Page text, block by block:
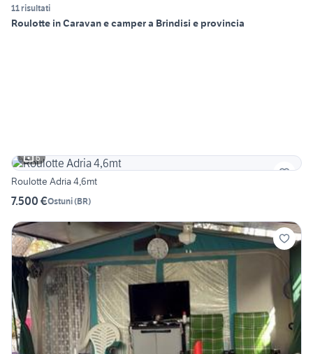
11 risultati
Roulotte in Caravan e camper a Brindisi e provincia
6
Roulotte Adria 4,6mt
7.500 €Ostuni(BR)